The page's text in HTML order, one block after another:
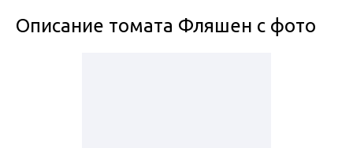
Описание томата Фляшен с фото